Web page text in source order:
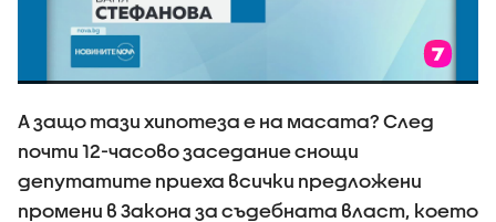
А защо тази хипотеза е на масата? След
почти 12-часово заседание снощи
депутатите приеха всички предложени
промени в Закона за съдебната власт, което